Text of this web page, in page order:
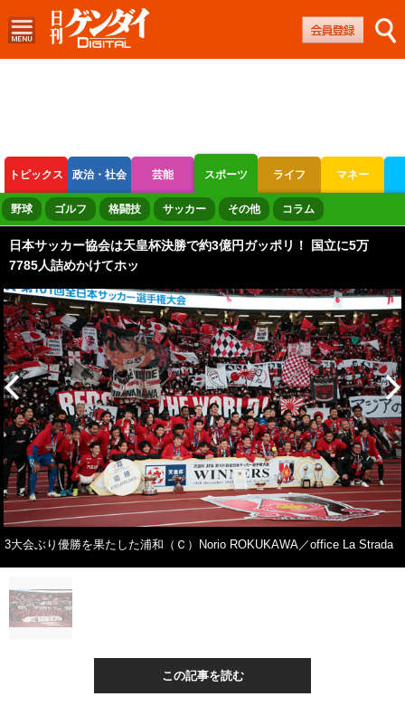
トピックス 政治・社会 芸能 スポーツ ライフ マネー
ボートレース 競輪 オートレース
野球 ゴルフ 格闘技 サッカー その他 コラム
日本サッカー協会は天皇杯決勝で約3億円ガッポリ！ 国立に5万
7785人詰めかけてホッ
3大会ぶり優勝を果たした浦和（Ｃ）Norio ROKUKAWA／office La Strada
この記事を読む